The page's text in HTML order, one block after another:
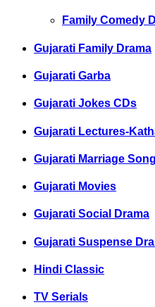
Family Comedy
Gujarati Family Drama
Gujarati Garba
Gujarati Jokes CDs
Gujarati Lectures-
Gujarati Marriage
Gujarati Movies
Gujarati Social Drama
Gujarati Suspense
Hindi Classic
TV Serials